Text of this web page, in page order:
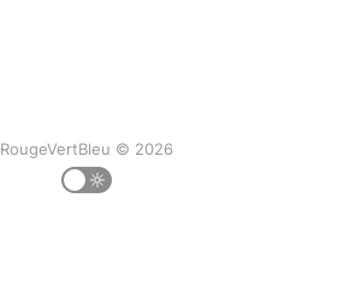
RougeVertBleu © 2026